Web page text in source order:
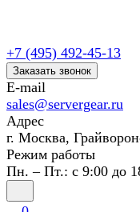
+7 (495) 492-45-13
Заказать звонок
E-mail
sales@servergear.ru
Адрес
г. Москва,
Режим работы
Пн. – Пт.: с 9:00 до